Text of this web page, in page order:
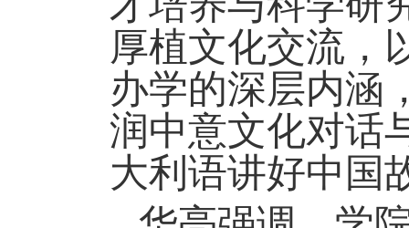
厚植文化交流，
办学的深层内涵
润中意文化对话
大利语讲好中国